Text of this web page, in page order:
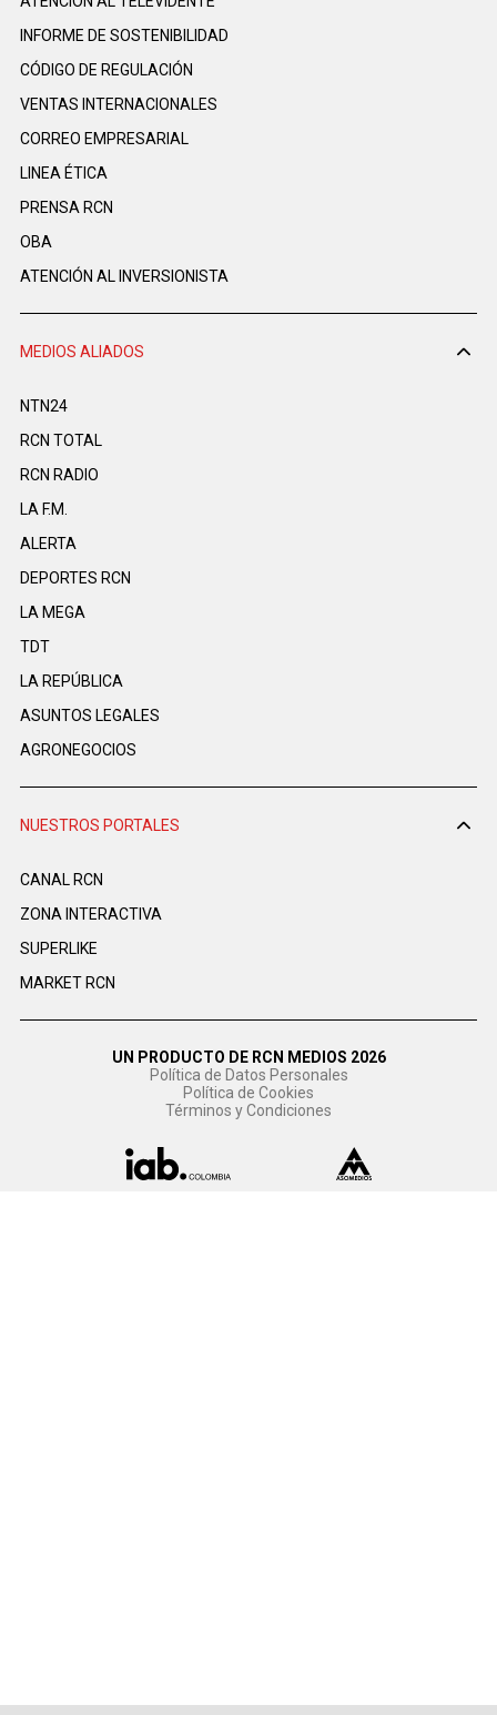
INFORME DE SOSTENIBILIDAD
CÓDIGO DE REGULACIÓN
VENTAS INTERNACIONALES
CORREO EMPRESARIAL
LINEA ÉTICA
PRENSA RCN
OBA
ATENCIÓN AL INVERSIONISTA
MEDIOS ALIADOS
NTN24
RCN TOTAL
RCN RADIO
LA F.M.
ALERTA
DEPORTES RCN
LA MEGA
TDT
LA REPÚBLICA
ASUNTOS LEGALES
AGRONEGOCIOS
NUESTROS PORTALES
CANAL RCN
ZONA INTERACTIVA
SUPERLIKE
MARKET RCN
UN PRODUCTO DE RCN MEDIOS 2026
Política de Datos Personales
Política de Cookies
Términos y Condiciones